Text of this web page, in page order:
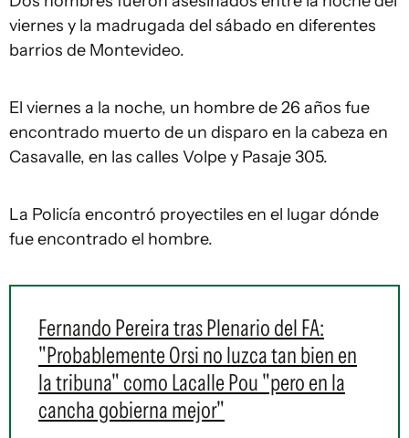
viernes y la madrugada del sábado en diferentes
barrios de Montevideo.
El viernes a la noche, un hombre de 26 años fue
encontrado muerto de un disparo en la cabeza en
Casavalle, en las calles Volpe y Pasaje 305.
La Policía encontró proyectiles en el lugar dónde
fue encontrado el hombre.
Fernando Pereira tras Plenario del FA:
"Probablemente Orsi no luzca tan bien en
la tribuna" como Lacalle Pou "pero en la
cancha gobierna mejor"